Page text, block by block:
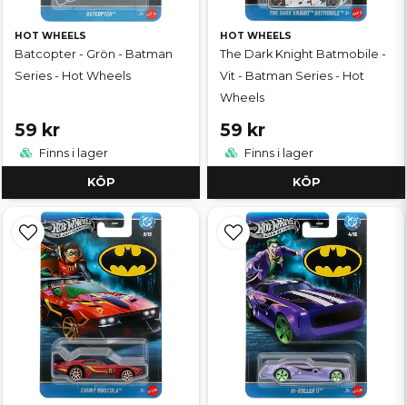
HOT WHEELS
Batcopter - Grön - Batman
Series - Hot Wheels
59 kr
Finns i lager
KÖP
HOT WHEELS
The Dark Knight Batmobile -
Vit - Batman Series - Hot
Wheels
59 kr
Finns i lager
KÖP